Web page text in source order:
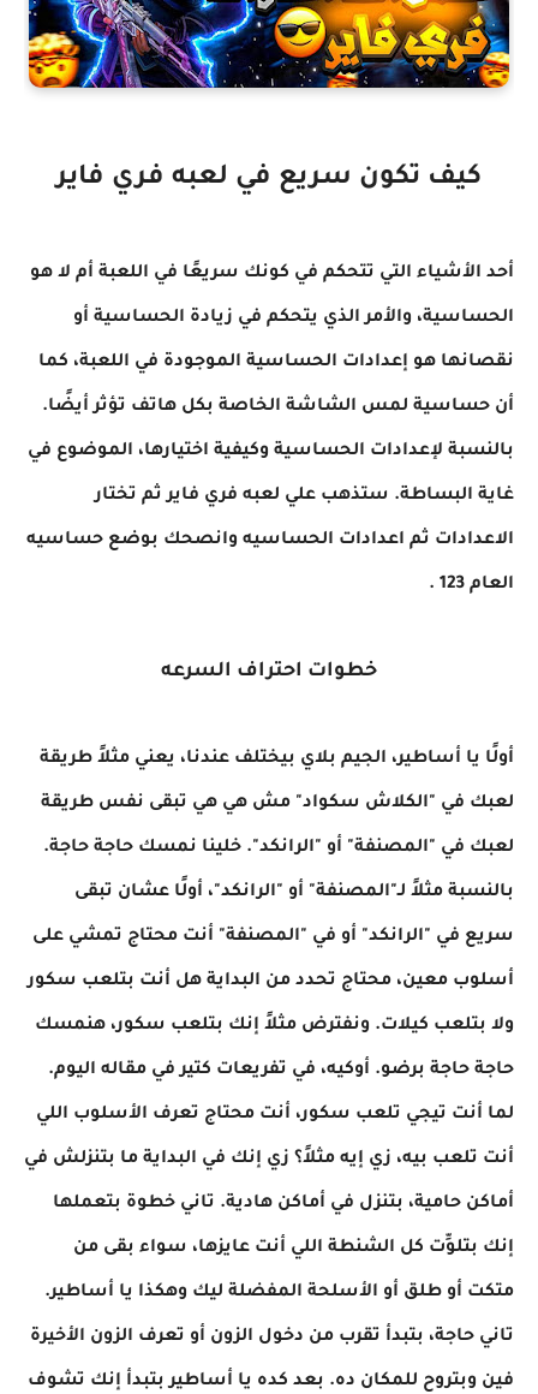
كيف تكون سريع في لعبه فري فاير
أحد الأشياء التي تتحكم في كونك سريعًا في اللعبة أم لا هو
الحساسية، والأمر الذي يتحكم في زيادة الحساسية أو
نقصانها هو إعدادات الحساسية الموجودة في اللعبة، كما
أن حساسية لمس الشاشة الخاصة بكل هاتف تؤثر أيضًا.
بالنسبة لإعدادات الحساسية وكيفية اختيارها، الموضوع في
غاية البساطة. ستذهب علي لعبه فري فاير ثم تختار
الاعدادات ثم اعدادات الحساسيه وانصحك بوضع حساسيه
العام 123 .
خطوات احتراف السرعه
أولًا يا أساطير، الجيم بلاي بيختلف عندنا، يعني مثلاً طريقة
لعبك في "الكلاش سكواد" مش هي هي تبقى نفس طريقة
لعبك في "المصنفة" أو "الرانكد". خلينا نمسك حاجة حاجة.
بالنسبة مثلاً لـ"المصنفة" أو "الرانكد"، أولًا عشان تبقى
سريع في "الرانكد" أو في "المصنفة" أنت محتاج تمشي على
أسلوب معين، محتاج تحدد من البداية هل أنت بتلعب سكور
ولا بتلعب كيلات. ونفترض مثلاً إنك بتلعب سكور، هنمسك
حاجة حاجة برضو. أوكيه، في تفريعات كتير في مقاله اليوم.
لما أنت تيجي تلعب سكور، أنت محتاج تعرف الأسلوب اللي
أنت تلعب بيه، زي إيه مثلاً؟ زي إنك في البداية ما بتنزلش في
أماكن حامية، بتنزل في أماكن هادية. تاني خطوة بتعملها
إنك بتلوِّت كل الشنطة اللي أنت عايزها، سواء بقى من
متكت أو طلق أو الأسلحة المفضلة ليك وهكذا يا أساطير.
تاني حاجة، بتبدأ تقرب من دخول الزون أو تعرف الزون الأخيرة
فين وبتروح للمكان ده. بعد كده يا أساطير بتبدأ إنك تشوف